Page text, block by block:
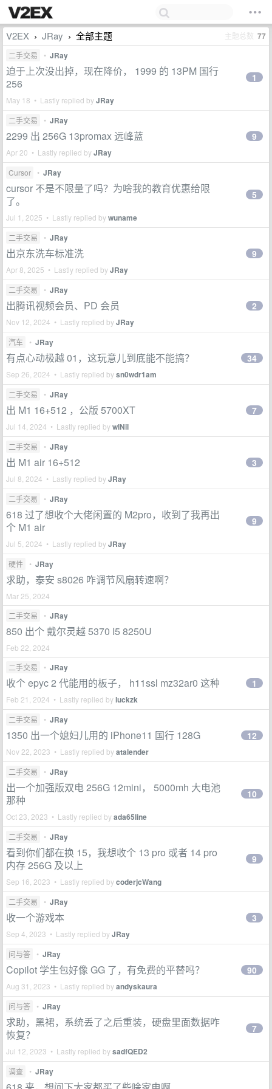
V2EX › JRay › 全部主题 主题总数 77
二手交易 • JRay
迫于上次没出掉，现在降价， 1999 的 13PM 国行
256
May 18 • Lastly replied byJRay
1
二手交易 • JRay
2299 出 256G 13promax 远峰蓝
Apr 20 • Lastly replied byJRay
9
Cursor • JRay
cursor 不是不限量了吗？为啥我的教育优惠给限
了。
Jul 1, 2025 • Lastly replied bywuname
5
二手交易 • JRay
出京东洗车标准洗
Apr 8, 2025 • Lastly replied byJRay
9
二手交易 • JRay
出腾讯视频会员、PD 会员
Nov 12, 2024 • Lastly replied byJRay
2
汽车 • JRay
有点心动极越 01，这玩意儿到底能不能搞？
Sep 26, 2024 • Lastly replied bysn0wdr1am
34
二手交易 • JRay
出 M1 16+512 ，公版 5700XT
Jul 14, 2024 • Lastly replied bywlNil
7
二手交易 • JRay
出 M1 air 16+512
Jul 8, 2024 • Lastly replied byJRay
3
二手交易 • JRay
618 过了想收个大佬闲置的 M2pro，收到了我再出
个 M1 air
Jul 5, 2024 • Lastly replied byJRay
9
硬件 • JRay
求助，泰安 s8026 咋调节风扇转速啊？
Mar 25, 2024
二手交易
• JRay
850 出个 戴尔灵越 5370 I5 8250U
Feb 22, 2024
二手交易
• JRay
收个 epyc 2 代能用的板子， h11ssl mz32ar0 这种
Feb 21, 2024 • Lastly replied byluckzk
1
二手交易 • JRay
1350 出一个媳妇儿用的 iPhone11 国行 128G
Nov 22, 2023 • Lastly replied byatalender
12
二手交易 • JRay
出一个加强版双电 256G 12mini， 5000mh 大电池
那种
Oct 23, 2023 • Lastly replied byada65line
10
二手交易 • JRay
看到你们都在换 15，我想收个 13 pro 或者 14 pro
内存 256G 及以上
Sep 16, 2023 • Lastly replied bycoderjcWang
9
二手交易 • JRay
收一个游戏本
Sep 4, 2023 • Lastly replied byJRay
3
问与答 • JRay
Copilot 学生包好像 GG 了，有免费的平替吗？
Aug 31, 2023 • Lastly replied byandyskaura
90
问与答 • JRay
求助，黑裙，系统丢了之后重装，硬盘里面数据咋
恢复？
Jul 12, 2023 • Lastly replied bysadfQED2
7
调查 • JRay